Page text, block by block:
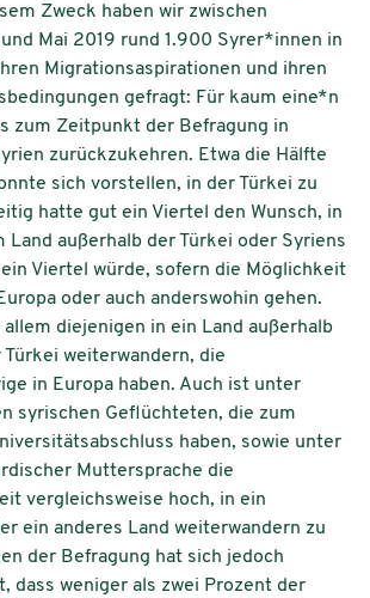
Zweck haben wir zwischen
Mai 2019 rund 1.900 Syrer*innen in
Migrationsaspirationen und ihren
gefragt: Für kaum eine*n
zum Zeitpunkt der Befragung in
zurückzukehren. Etwa die Hälfte
sich vorstellen, in der Türkei zu
hatte gut ein Viertel den Wunsch, in
Land außerhalb der Türkei oder Syriens
Viertel würde, sofern die Möglichkeit
oder auch anderswohin gehen.
allem diejenigen in ein Land außerhalb
weiterwandern, die
in Europa haben. Auch ist unter
syrischen Geflüchteten, die zum
haben, sowie unter
Muttersprache die
vergleichsweise hoch, in ein
ein anderes Land weiterwandern zu
der Befragung hat sich jedoch
dass weniger als zwei Prozent der